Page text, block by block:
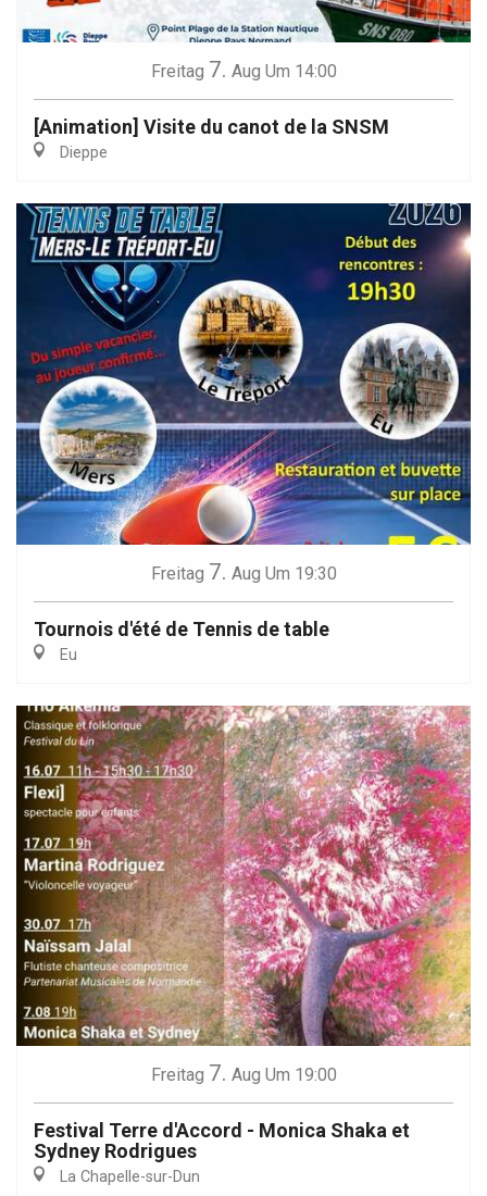
Freitag 7. Aug Um 14:00
[Animation] Visite du canot de la SNSM
Dieppe
Freitag 7. Aug Um 19:30
Tournois d'été de Tennis de table
Eu
Freitag 7. Aug Um 19:00
Festival Terre d'Accord - Monica Shaka et
Sydney Rodrigues
La Chapelle-sur-Dun